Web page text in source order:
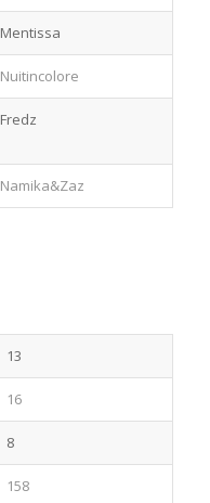
Mentissa
Nuitincolore
Fredz
Namika&Zaz
13
16
8
158